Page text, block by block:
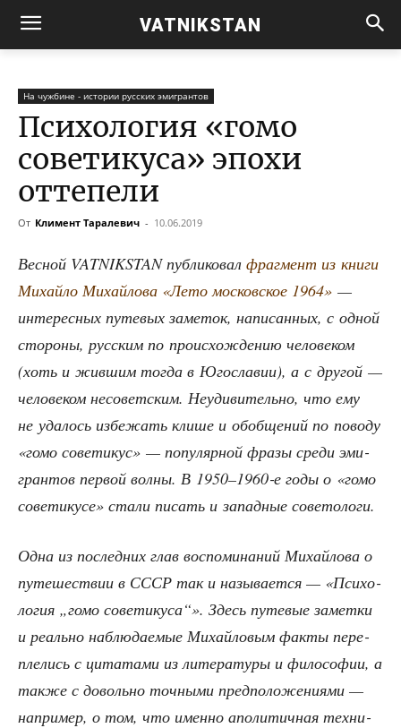
VATNIKSTAN
На чужбине - истории русских эмигрантов
Психология «гомо
советикуса» эпохи
оттепели
От Климент Таралевич - 10.06.2019
Вес­ной VATNIKSTAN пуб­ли­ко­вал фраг­мент из кни­ги
Михай­ло Михай­ло­ва «Лето мос­ков­ское 1964» —
инте­рес­ных путе­вых заме­ток, напи­сан­ных, с одной
сто­ро­ны, рус­ским по про­ис­хож­де­нию чело­ве­ком
(хоть и жив­шим тогда в Юго­сла­вии), а с дру­гой —
чело­ве­ком несо­вет­ским. Неуди­ви­тель­но, что ему
не уда­лось избе­жать кли­ше и обоб­ще­ний по пово­ду
«гомо сове­ти­кус» — попу­ляр­ной фра­зы сре­ди эми­
гран­тов пер­вой вол­ны. В 1950–1960‑е годы о «гомо
сове­ти­ку­се» ста­ли писать и запад­ные советологи.
Одна из послед­них глав вос­по­ми­на­ний Михай­ло­ва о
путе­ше­ствии в СССР так и назы­ва­ет­ся — «Пси­хо­
ло­гия „гомо сове­ти­ку­са“». Здесь путе­вые замет­ки
и реаль­но наблю­да­е­мые Михай­ло­вым фак­ты пере­
пле­лись с цита­та­ми из лите­ра­ту­ры и фило­со­фии, а
так­же с доволь­но точ­ны­ми пред­по­ло­же­ни­я­ми —
напри­мер, о том, что имен­но апо­ли­тич­ная тех­ни­